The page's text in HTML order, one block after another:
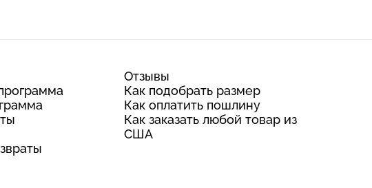
Отзывы
Как подобрать размер
Как оплатить пошлину
Как заказать любой товар из
США